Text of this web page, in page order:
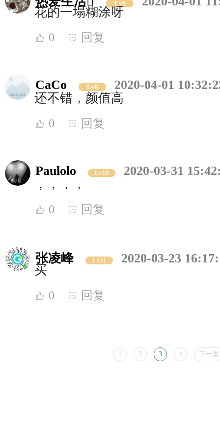
Lv9
花的一塌糊涂呀
0 回复
CaCo Lv8
2020-04-01
还不错，颜值高
0 回复
Paulolo Lv10
2020-03-31
，，，，
0 回复
张凌峰 Lv11
2020-03-23
买
0 回复
1 2 3 4 下一页